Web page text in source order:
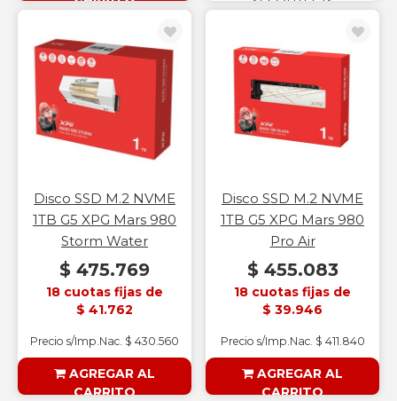
Disco SSD M.2 NVME
1TB G5 XPG Mars 980
Storm Water
$ 475.769
18 cuotas fijas de
$ 41.762
Precio s/Imp.Nac. $ 430.560
AGREGAR AL
CARRITO
Disco SSD M.2 NVME
1TB G5 XPG Mars 980
Pro Air
$ 455.083
18 cuotas fijas de
$ 39.946
Precio s/Imp.Nac. $ 411.840
AGREGAR AL
CARRITO